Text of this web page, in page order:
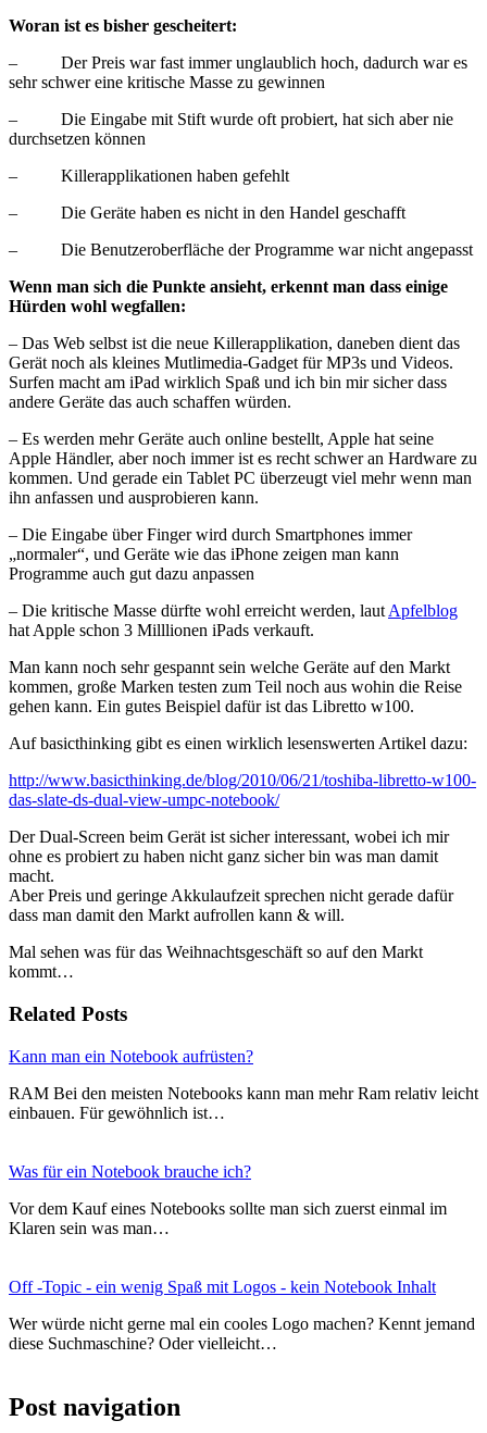
Woran ist es bisher gescheitert:
– Der Preis war fast immer unglaublich hoch, dadurch war es
sehr schwer eine kritische Masse zu gewinnen
– Die Eingabe mit Stift wurde oft probiert, hat sich aber nie
durchsetzen können
– Killerapplikationen haben gefehlt
– Die Geräte haben es nicht in den Handel geschafft
– Die Benutzeroberfläche der Programme war nicht angepasst
Wenn man sich die Punkte ansieht, erkennt man dass einige
Hürden wohl wegfallen:
– Das Web selbst ist die neue Killerapplikation, daneben dient das
Gerät noch als kleines Mutlimedia-Gadget für MP3s und Videos.
Surfen macht am iPad wirklich Spaß und ich bin mir sicher dass
andere Geräte das auch schaffen würden.
– Es werden mehr Geräte auch online bestellt, Apple hat seine
Apple Händler, aber noch immer ist es recht schwer an Hardware zu
kommen. Und gerade ein Tablet PC überzeugt viel mehr wenn man
ihn anfassen und ausprobieren kann.
– Die Eingabe über Finger wird durch Smartphones immer
„normaler“, und Geräte wie das iPhone zeigen man kann
Programme auch gut dazu anpassen
– Die kritische Masse dürfte wohl erreicht werden, lautApfelblog
hat Apple schon 3 Milllionen iPads verkauft.
Man kann noch sehr gespannt sein welche Geräte auf den Markt
kommen, große Marken testen zum Teil noch aus wohin die Reise
gehen kann. Ein gutes Beispiel dafür ist das Libretto w100.
Auf basicthinking gibt es einen wirklich lesenswerten Artikel dazu:
http://www.basicthinking.de/blog/2010/06/21/toshiba-libretto-w100-
das-slate-ds-dual-view-umpc-notebook/
Der Dual-Screen beim Gerät ist sicher interessant, wobei ich mir
ohne es probiert zu haben nicht ganz sicher bin was man damit
macht.
Aber Preis und geringe Akkulaufzeit sprechen nicht gerade dafür
dass man damit den Markt aufrollen kann & will.
Mal sehen was für das Weihnachtsgeschäft so auf den Markt
kommt…
Related Posts
Kann man ein Notebook aufrüsten?
RAM Bei den meisten Notebooks kann man mehr Ram relativ leicht
einbauen. Für gewöhnlich ist…
Was für ein Notebook brauche ich?
Vor dem Kauf eines Notebooks sollte man sich zuerst einmal im
Klaren sein was man…
Off -Topic - ein wenig Spaß mit Logos - kein Notebook Inhalt
Wer würde nicht gerne mal ein cooles Logo machen? Kennt jemand
diese Suchmaschine? Oder vielleicht…
Post navigation